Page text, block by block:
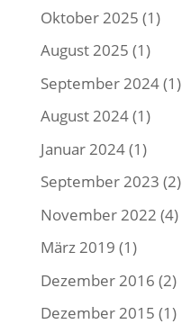
Oktober 2025 (1)
August 2025 (1)
September 2024(1)
August 2024(1)
Januar 2024(1)
September 2023 (2)
November 2022 (4)
März 2019 (1)
Dezember 2016 (2)
Dezember 2015 (1)